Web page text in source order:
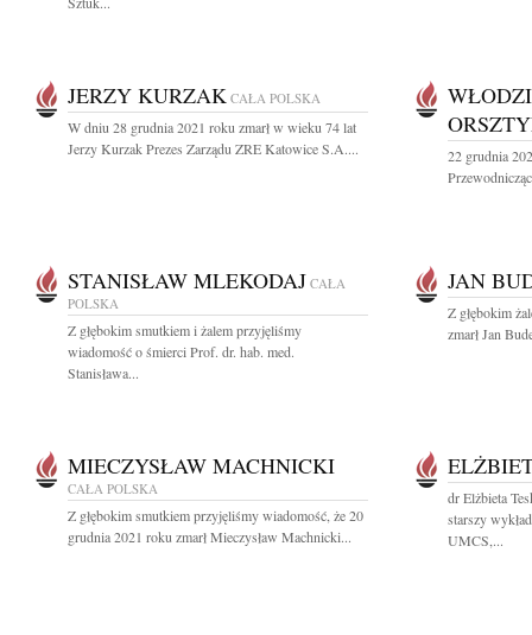
JERZY KURZAK CAŁA POLSKA
W dniu 28 grudnia 2021 roku zmarł w wieku 74 lat
Jerzy Kurzak Prezes Zarządu ZRE Katowice S.A....
22 grudnia
STANISŁAW MLEKODAJ CAŁA
POLSKA
Z głębokim smutkiem i żalem przyjęliśmy
wiadomość o śmierci Prof. dr. hab. med.
Stanisława...
JAN
Z głębokim
zmarł Jan
MIECZYSŁAW MACHNICKI
CAŁA POLSKA
Z głębokim smutkiem przyjęliśmy wiadomość, że 20
grudnia 2021 roku zmarł Mieczysław Machnicki...
dr Elżbieta
starszy
UMCS,...